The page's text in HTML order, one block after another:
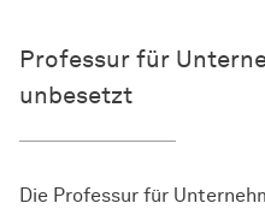
Professur für
unbesetzt
Die Professur für